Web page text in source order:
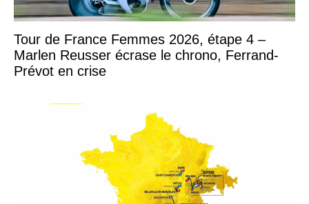
Tour de France Femmes 2026, étape 4 –
Marlen Reusser écrase le chrono, Ferrand-
Prévot en crise